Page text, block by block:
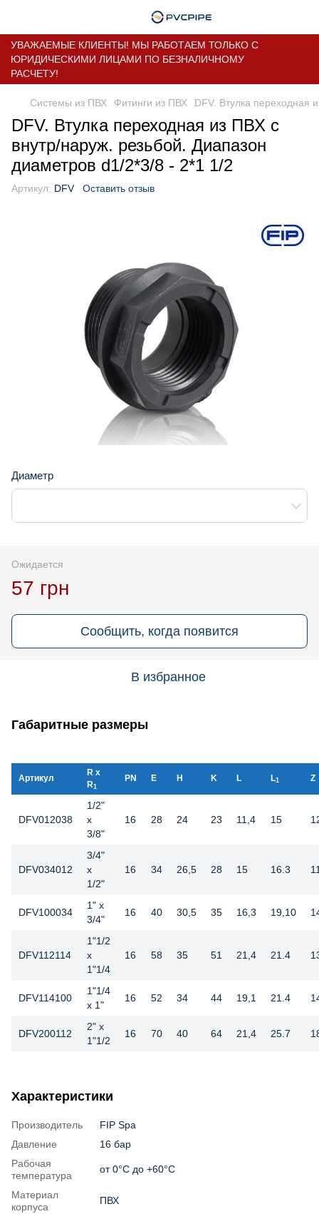
УВАЖАЕМЫЕ КЛИЕНТЫ! МЫ РАБОТАЕМ ТОЛЬКО С
ЮРИДИЧЕСКИМИ ЛИЦАМИ ПО БЕЗНАЛИЧНОМУ
РАСЧЕТУ!
Системы из ПВХ Фитинги из ПВХ DFV. Втулка переходная
DFV. Втулка переходная из ПВХ с
внутр/наруж. резьбой. Диапазон
диаметров d1/2*3/8 - 2*1 1/2
Артикул: DFV Оставить отзыв
Диаметр
Ожидается
57 грн
Сообщить, когда появится
В избранное
Габаритные размеры
Артикул
R x
R1
PN E H K L L1 Z
DFV012038
1/2"
x
3/8"
16 28 24 23 11,4 15
DFV034012
3/4"
x
1/2"
16 34 26,5 28 15 16.3
DFV100034
1" x
3/4"
16 40 30,5 35 16,3 19,10
DFV112114
1"1/2
x
1"1/4
16 58 35 51 21,4 21.4
DFV114100
1"1/4
x 1"
16 52 34 44 19,1 21.4
DFV200112
2" x
1"1/2
16 70 40 64 21,4 25.7
Характеристики
Производитель
FIP Spa
Давление
16 бар
Рабочая
температура
от 0°С до +60°С
Материал
корпуса
ПВХ